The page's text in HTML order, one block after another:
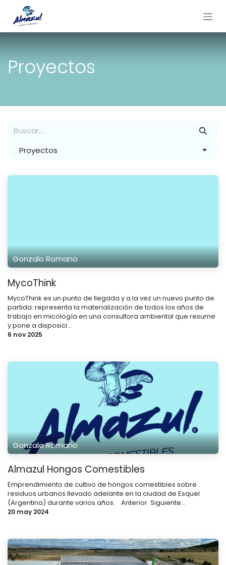
Ir al contenido
Proyectos
Proyectos
Gonzalo Romano
MycoThink
MycoThink es un punto de llegada y a la vez un nuevo punto de
partida: representa la materialización de todos los años de
trabajo en micología en una consultora ambiental que resume
y pone a disposici...
6 nov 2025
Gonzalo Romano
Almazul Hongos Comestibles
Emprendimiento de cultivo de hongos comestibles sobre
residuos urbanos llevado adelante en la ciudad de Esquel
(Argentina) durante varios años. ​ ​ ​ Anterior ​ Siguiente...
20 may 2024